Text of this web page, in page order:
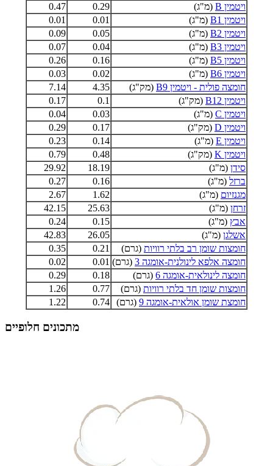
ויטמין B
(מ"ג) 0.29
0.47
ויטמין B1
(מ"ג) 0.01
0.01
ויטמין B2
(מ"ג) 0.05
0.09
ויטמין B3
(מ"ג) 0.04
0.07
ויטמין B5
(מ"ג) 0.16
0.26
ויטמין B6
(מ"ג) 0.02
0.03
חומצה פולית - ויטמין B9
(מק"ג) 4.35
7.14
ויטמין B12
(מק"ג) 0.1
0.17
ויטמין C
(מ"ג) 0.03
0.04
ויטמין D
(מק"ג) 0.17
0.29
ויטמין E
(מ"ג) 0.14
0.23
ויטמין K
(מק"ג) 0.48
0.79
סידן (מ"ג) 18.19
29.92
ברזל (מ"ג) 0.16
0.27
מגנזיום (מ"ג) 1.62
2.67
זרחן (מ"ג) 25.63
42.15
אבץ (מ"ג) 0.15
0.24
אשלגן (מ"ג) 26.05
42.83
חומצות שומן רב בלתי רוויות (גרם) 0.21
0.35
חומצה אלפא לינולנית-אומגה 3
(גרם) 0.01
0.02
חומצה לינולאית-אומגה 6
(גרם) 0.18
0.29
חומצות שומן חד בלתי רוויות (גרם) 0.77
1.26
חומצת שומן אולאית-אומגה 9
(גרם) 0.74
1.22
מתכונים חלופיים